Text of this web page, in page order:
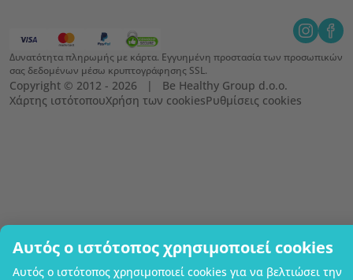
Αυτός ο ιστότοπος χρησιμοποιεί cookies
Αυτός ο ιστότοπος χρησιμοποιεί cookies για να βελτιώσει την
Δυνατότητα πληρωμής με κάρτα. Εγγυημένη προστασία των προσωπικών
σας δεδομένων μέσω κρυπτογράφησης SSL.
Copyright © 2012 - 2026   |   Be Healthy Group d.o.o.
Χάρτης ιστότοπουΧρήση των cookiesΡυθμίσεις cookies